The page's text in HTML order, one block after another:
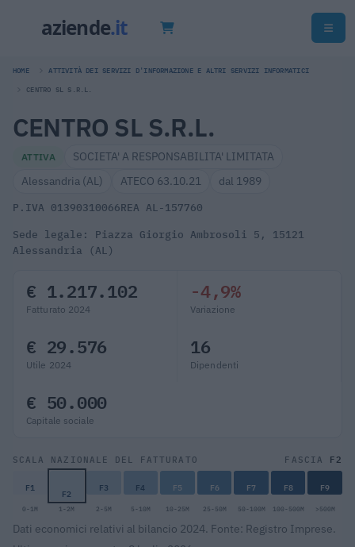
HOME ATTIVITÀ DEI SERVIZI D'INFORMAZIONE E ALTRI SERVIZI INFORMATICI
CENTRO SL S.R.L.
CENTRO SL S.R.L.
ATTIVA
SOCIETA' A RESPONSABILITA' LIMITATA
Alessandria (AL)
ATECO 63.10.21 dal 1989
P.IVA 01390310066REA AL-157760
Sede legale: Piazza Giorgio Ambrosoli 5, 15121
Alessandria (AL)
€ 1.217.102
Fatturato 2024
-4,9%
Variazione
€ 29.576
Utile 2024
16
Dipendenti
€ 50.000
Capitale sociale
SCALA NAZIONALE DEL FATTURATO FASCIA F2
F1 F2 F3 F4 F5 F6 F7 F8 F9
0-1M 1-2M 2-5M 5-10M 10-25M 25-50M 50-100M 100-500M >500M
Dati economici relativi al bilancio 2024. Fonte: Registro Imprese.